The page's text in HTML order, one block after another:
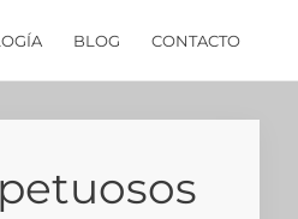
BLOG CONTACTO